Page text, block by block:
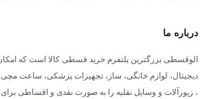
درباره ما
الوقسطی بزرگترین پلتفرم خرید قسطی کالا است که امکان
دیجیتال، لوازم خانگی، ساز، تجهیزات پزشکی، ساعت مچی،
، زیورآلات و وسایل نقلیه را به صورت نقدی و اقساطی